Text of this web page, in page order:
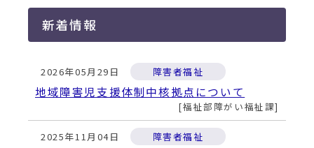
新着情報
2026年05月29日 障害者福祉
地域障害児支援体制中核拠点について
福祉部障がい福祉課
2025年11月04日 障害者福祉